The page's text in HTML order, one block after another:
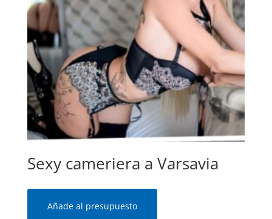
Sexy cameriera a Varsavia
Añade al presupuesto